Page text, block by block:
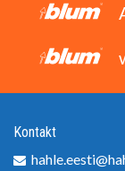
Kontakt